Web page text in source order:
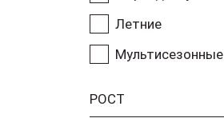
Летние
Мультисезонные
РОСТ